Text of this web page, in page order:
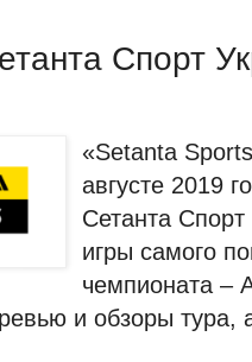
Спорт
«Setanta
августе 2019
Сетанта
игры самого
чемпионата –
и обзоры тура,